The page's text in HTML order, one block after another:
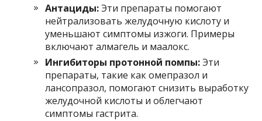
Антациды:Эти препараты помогают
нейтрализовать желудочную кислоту и
уменьшают симптомы изжоги. Примеры
включают алмагель и маалокс.
Ингибиторы протонной помпы:Эти
препараты, такие как омепразол и
лансопразол, помогают снизить выработку
желудочной кислоты и облегчают
симптомы гастрита.